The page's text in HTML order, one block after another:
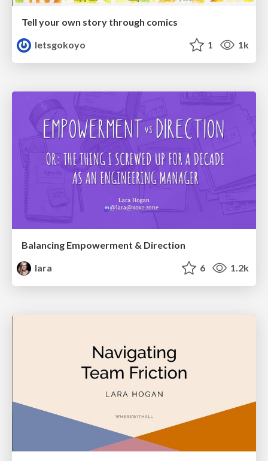
Tell your own story through comics
letsgokoyo
1 1k
Balancing Empowerment & Direction
lara
6 1.2k